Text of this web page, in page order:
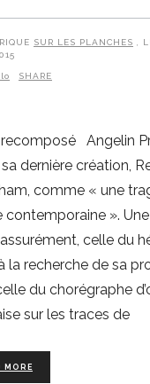
SUR LES PLANCHES
,
SHARE
recomposé Angelin
dernière création,
comme « une
contemporaine ».
celle du
la recherche de sa
du chorégraphe
sur les traces de
MORE